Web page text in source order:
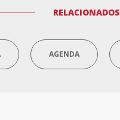
RELACIONADOS
AGENDA